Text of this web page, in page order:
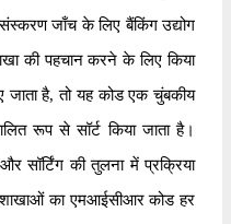
जाँच के लिए बैंकिंग उद्योग
की पहचान करने के लिए किया
है, तो यह कोड एक चुंबकीय
रूप से सॉर्ट किया जाता है।
सॉर्टिंग की तुलना में प्रक्रिया
शाखाओं का एमआईसीआर कोड हर